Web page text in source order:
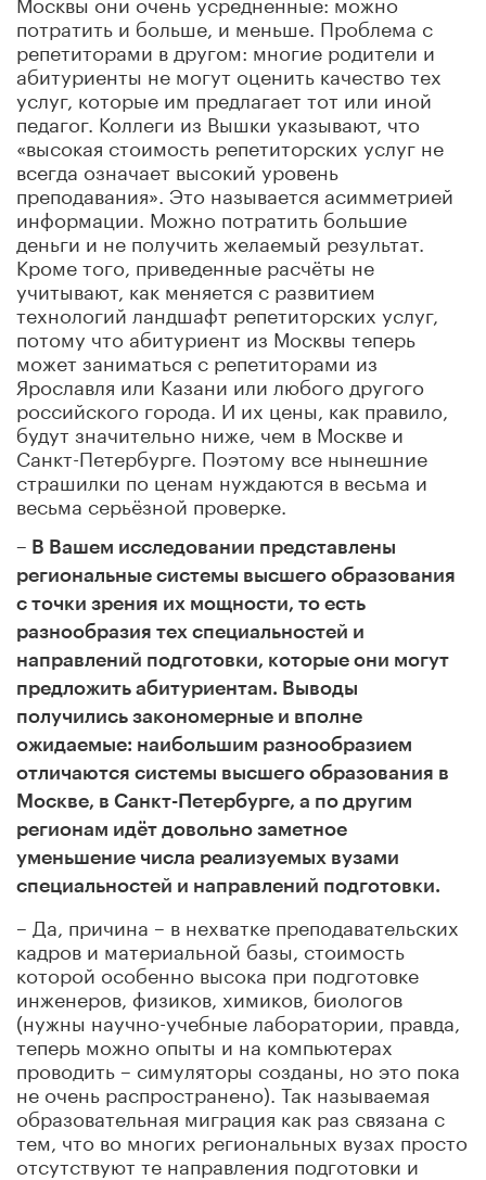
потратить и больше, и меньше. Проблема с
репетиторами в другом: многие родители и
абитуриенты не могут оценить качество тех
услуг, которые им предлагает тот или иной
педагог. Коллеги из Вышки указывают, что
«высокая стоимость репетиторских услуг не
всегда означает высокий уровень
преподавания». Это называется асимметрией
информации. Можно потратить большие
деньги и не получить желаемый результат.
Кроме того, приведенные расчёты не
учитывают, как меняется с развитием
технологий ландшафт репетиторских услуг,
потому чтоабитуриент из Москвы теперь
может заниматься с репетиторами из
Ярославля или Казани или любого другого
российского города. И их цены, как правило,
будут значительно ниже, чем в Москве и
Санкт-Петербурге. Поэтому все нынешние
страшилки по ценам нуждаются в весьма и
весьма серьёзной проверке.
– В Вашем исследовании представлены
региональные системы высшего образования
с точки зрения их мощности, то есть
разнообразия тех специальностей и
направлений подготовки, которые они могут
предложить абитуриентам. Выводы
получились закономерные и вполне
ожидаемые: наибольшим разнообразием
отличаются системы высшего образования в
Москве, в Санкт-Петербурге, а по другим
регионам идёт довольно заметное
уменьшение числа реализуемых вузами
специальностей и направлений подготовки.
– Да, причина – в нехватке преподавательских
кадров и материальной базы, стоимость
которой особенно высока при подготовке
инженеров, физиков, химиков, биологов
(нужны научно-учебные лаборатории, правда,
теперь можно опыты и на компьютерах
проводить – симуляторы созданы, но это пока
не очень распространено). Так называемая
образовательная миграция как раз связана с
тем, что во многих региональных вузах просто
отсутствуют те направления подготовки и